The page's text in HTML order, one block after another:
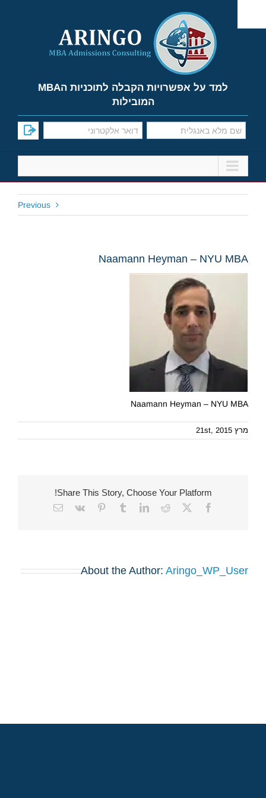
content
למד על אפשרויות הקבלה לתוכניות הMBA
המובילות
Previous
Naamann Heyman – NYU MBA
Naamann Heyman – NYU MBA
מרץ 21st, 2015
Share This Story, Choose Your Platform!
Facebook
X
Reddit
LinkedIn
Tumblr
Pinterest
Vk
Email
About the Author: Aringo_WP_User